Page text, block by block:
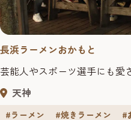
長浜ラーメンおかもと
芸能人やスポーツ選手にも愛
天神
#ラーメン #焼きラーメン #